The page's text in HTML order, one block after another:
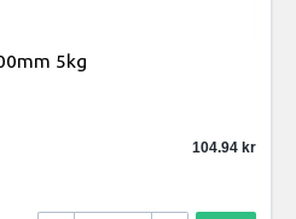
5kg
104.94